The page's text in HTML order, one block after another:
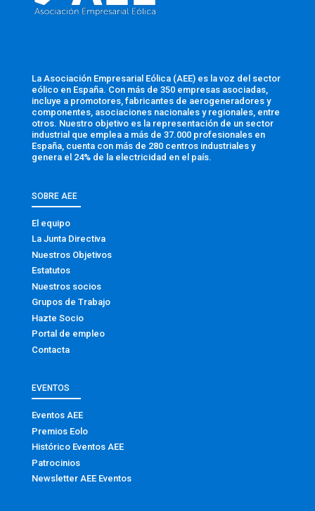
La Asociación Empresarial Eólica (AEE) es la voz del sector
eólico en España. Con más de 350 empresas asociadas,
incluye a promotores, fabricantes de aerogeneradores y
componentes, asociaciones nacionales y regionales, entre
otros. Nuestro objetivo es la representación de un sector
industrial que emplea a más de 37.000 profesionales en
España, cuenta con más de 280 centros industriales y
genera el 24% de la electricidad en el país.
SOBRE AEE
El equipo
La Junta Directiva
Nuestros Objetivos
Estatutos
Nuestros socios
Grupos de Trabajo
Hazte Socio
Portal de empleo
Contacta
EVENTOS
Eventos AEE
Premios Eolo
Histórico Eventos AEE
Patrocinios
Newsletter AEE Eventos